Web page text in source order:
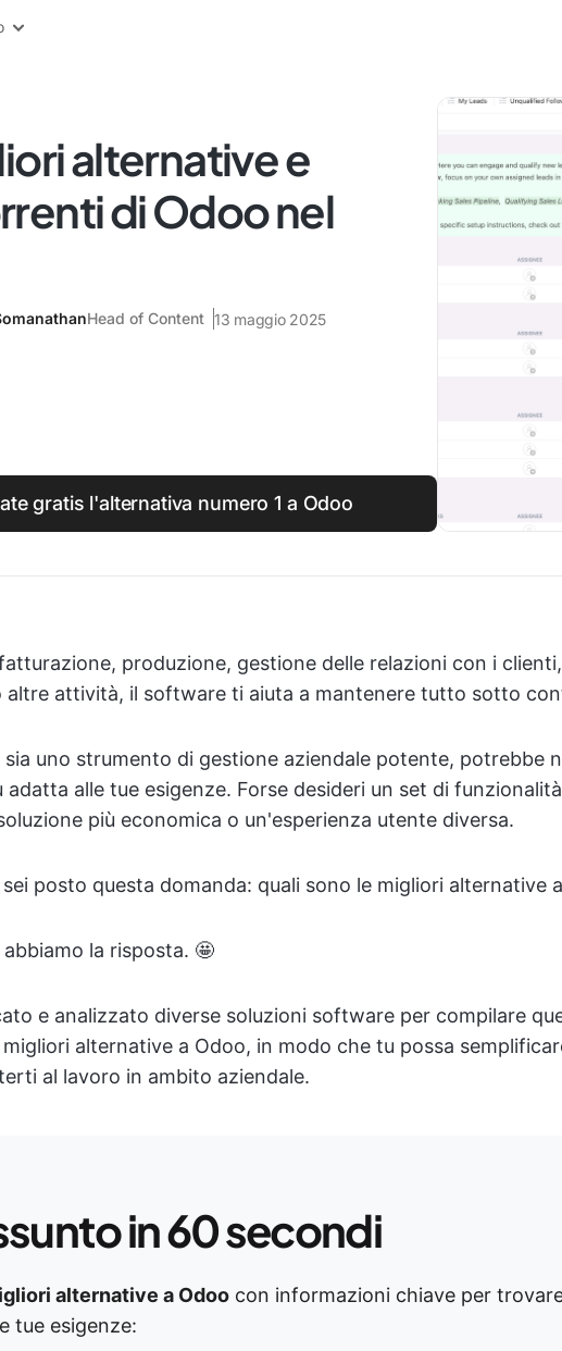
alternative e
di Odoo nel
Head of Content 13 maggio 2025
gratis l'alternativa numero 1 a Odoo
produzione, gestione delle relazioni con i
altre attività, il software ti aiuta a mantenere tutto sotto
sia uno strumento di gestione aziendale potente, potrebbe
adatta alle tue esigenze. Forse desideri un set di funzionalità
più economica o un'esperienza utente diversa.
posto questa domanda: quali sono le migliori alternative
la risposta. 🤩
e analizzato diverse soluzioni software per compilare
migliori alternative a Odoo, in modo che tu possa
al lavoro in ambito aziendale.
in 60 secondi
alternative a Odoo con informazioni chiave per
tue esigenze: